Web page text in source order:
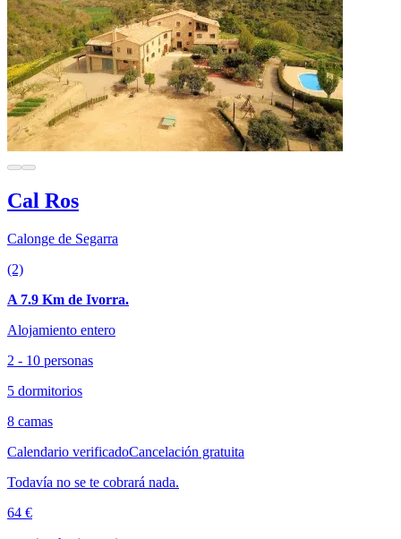
Cal Ros
Calonge de Segarra
(2)
A 7.9 Km de Ivorra.
Alojamiento entero
2 - 10 personas
5 dormitorios
8 camas
Calendario verificadoCancelación gratuita
Todavía no se te cobrará nada.
64 €